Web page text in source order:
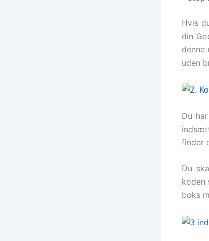
Hvis
din
denne
uden
Du
finder
Du
koden
boks